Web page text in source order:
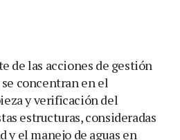
de las acciones de gestión
concentran en el
y verificación del
estructuras, consideradas
y el manejo de aguas en